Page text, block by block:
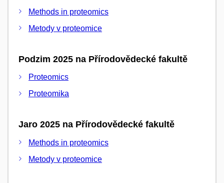
Methods in proteomics
Metody v proteomice
Podzim 2025 na Přírodovědecké fakultě
Proteomics
Proteomika
Jaro 2025 na Přírodovědecké fakultě
Methods in proteomics
Metody v proteomice